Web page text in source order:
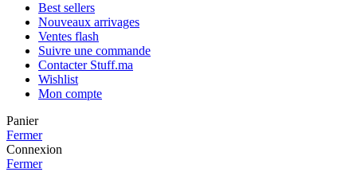
Best sellers
Nouveaux arrivages
Ventes flash
Suivre une commande
Contacter Stuff.ma
Wishlist
Mon compte
Panier
Fermer
Connexion
Fermer